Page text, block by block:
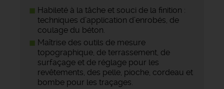
Habileté à la tâche et souci de la finition :
techniques d’application d’enrobés, de
coulage du béton.
Maîtrise des outils de mesure
topographique, de terrassement, de
surfaçage et de réglage pour les
revêtements, des pelle, pioche, cordeau et
bombe pour les traçages.